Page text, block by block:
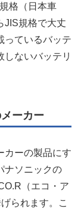
格（日本車
JIS規格で大丈
っているバッテ
しないバッテリ
ーカー
カーの製品にす
ナソニックの
（エコ・ア
られます。こ